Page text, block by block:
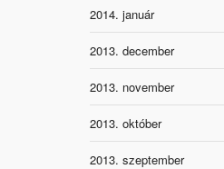
2014. január
2013. december
2013. november
2013. október
2013. szeptember